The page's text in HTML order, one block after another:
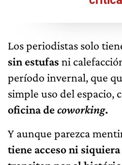
Los periodistas solo
sin estufas ni
período invernal, que
simple uso del espacio,
oficina decoworking.
Y aunque parezca
tiene acceso ni